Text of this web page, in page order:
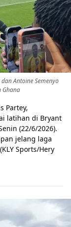
Antoine Semenyo
Ghana
Partey,
latihan di Bryant
(22/6/2026).
jelang laga
Sports/Hery